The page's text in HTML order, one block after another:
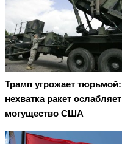
Трамп угрожает тюрьмой:
нехватка ракет ослабляет
могущество США